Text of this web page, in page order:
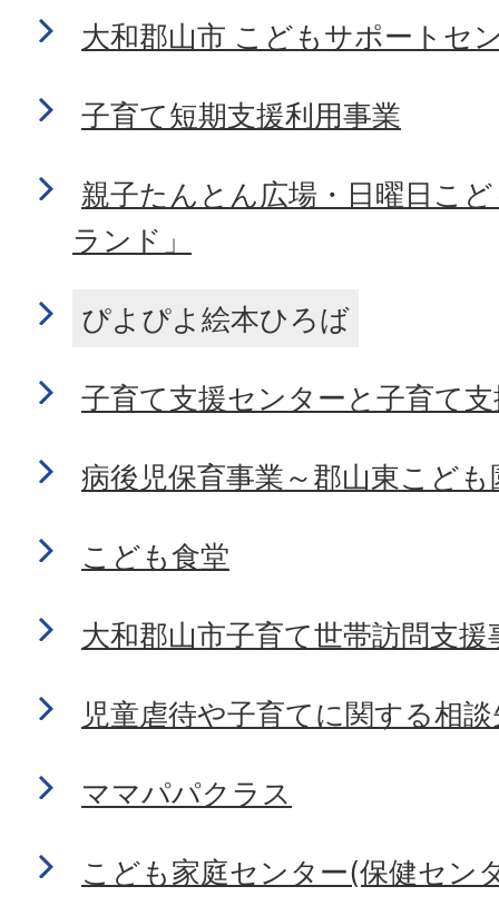
大和郡山市 こどもサポートセ
子育て短期支援利用事業
親子たんとん広場・日曜日こ
ランド」
ぴよぴよ絵本ひろば
子育て支援センターと子育て
病後児保育事業～郡山東こども
こども食堂
大和郡山市子育て世帯訪問支
児童虐待や子育てに関する相
ママパパクラス
こども家庭センター(保健セン